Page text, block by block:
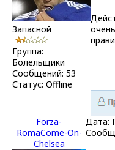
Запасной
Группа:
Болельщики
Сообщений: 53
Статус: Offline
Forza-
RomaCome-On-
Chelsea
Дата: